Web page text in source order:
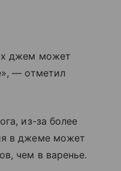
джем может
— отметил
из-за более
в джеме может
чем в варенье.